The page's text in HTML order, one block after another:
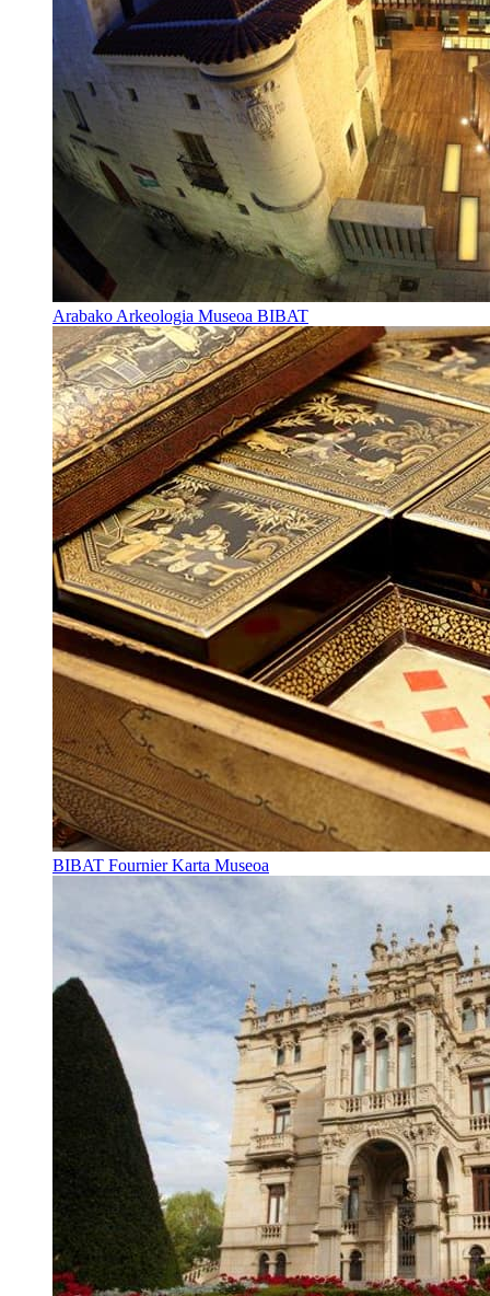
Arabako Arkeologia Museoa BIBAT
BIBAT Fournier Karta Museoa